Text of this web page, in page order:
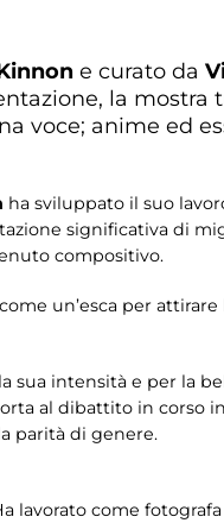
e curato da
la mostra
voce; anime ed
ha sviluppato il suo
significativa di
compositivo.
un’esca per
sua intensità e per la
al dibattito in corso
parità di genere.
lavorato come